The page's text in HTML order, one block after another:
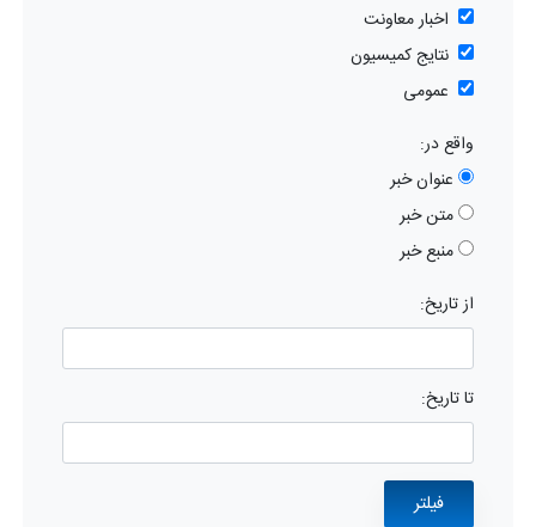
اخبار معاونت
نتایج کمیسیون
عمومی
واقع در:
عنوان خبر
متن خبر
منبع خبر
از تاریخ:
تا تاریخ: